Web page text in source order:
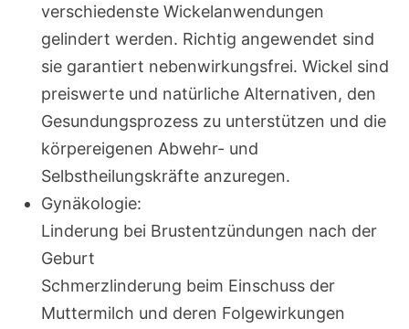
verschiedenste Wickelanwendungen
gelindert werden. Richtig angewendet sind
sie garantiert nebenwirkungsfrei. Wickel sind
preiswerte und natürliche Alternativen, den
Gesundungsprozess zu unterstützen und die
körpereigenen Abwehr- und
Selbstheilungskräfte anzuregen.
Gynäkologie:
Linderung bei Brustentzündungen nach der
Geburt
Schmerzlinderung beim Einschuss der
Muttermilch und deren Folgewirkungen